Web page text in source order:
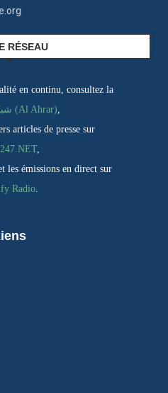
RÉSEAU
en continu, consultez la
شبكة الاحرار (Al Ahrar),
articles de presse sur
,
les émissions en direct sur
Radio.